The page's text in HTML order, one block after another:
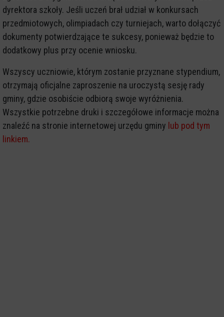
dyrektora szkoły. Jeśli uczeń brał udział w konkursach
przedmiotowych, olimpiadach czy turniejach, warto dołączyć
dokumenty potwierdzające te sukcesy, ponieważ będzie to
dodatkowy plus przy ocenie wniosku.
Wszyscy uczniowie, którym zostanie przyznane stypendium,
otrzymają oficjalne zaproszenie na uroczystą sesję rady
gminy, gdzie osobiście odbiorą swoje wyróżnienia.
Wszystkie potrzebne druki i szczegółowe informacje można
znaleźć na stronie internetowej urzędu gminy lub pod tym
linkiem.